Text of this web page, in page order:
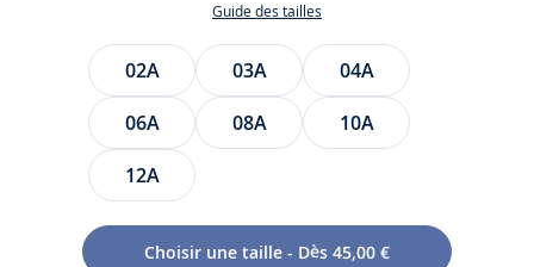
Guide des tailles
Taille
02A 03A
04A
06A
08A
10A
12A
Choisir une taille - Dès 45,00 €